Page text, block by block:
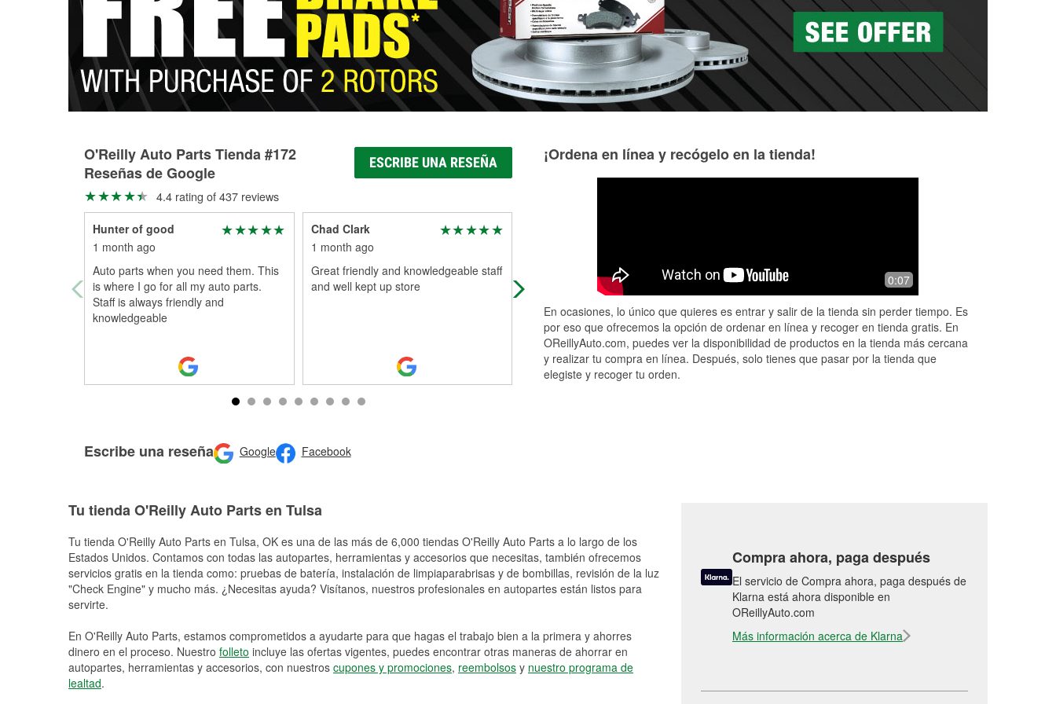
O'Reilly Auto Parts Tienda #172
Reseñas de Google
ESCRIBE UNA RESEÑA
4.4 rating of 437 reviews
Hunter of good
1 month ago
Auto parts when you need them. This
is where I go for all my auto parts.
Staff is always friendly and
knowledgeable
Chad Clark
1 month ago
Great friendly and knowledgeable staff
and well kept up store
Transmissions by Vinny Tulsa would
be ina world of hurt without Oreillys
Very friendly people.
because most
Escribe una reseña Google Facebook
¡Ordena en línea y recógelo en la tienda!
0:07
En ocasiones, lo único que quieres es entrar y salir de la tienda sin perder tiempo. Es
por eso que ofrecemos la opción de ordenar en línea y recoger en tienda gratis. En
OReillyAuto.com, puedes ver la disponibilidad de productos en la tienda más cercana
y realizar tu compra en línea. Después, solo tienes que pasar por la tienda que
elegiste y recoger tu orden.
Tu tienda O'Reilly Auto Parts en Tulsa
Tu tienda O'Reilly Auto Parts en Tulsa, OK es una de las más de 6,000 tiendas O'Reilly Auto Parts a lo largo de los
Estados Unidos. Contamos con todas las autopartes, herramientas y accesorios que necesitas, también ofrecemos
servicios gratis en la tienda como: pruebas de batería, instalación de limpiaparabrisas y de bombillas, revisión de la luz
"Check Engine" y mucho más. ¿Necesitas ayuda? Visítanos, nuestros profesionales en autopartes están listos para
servirte.
En O'Reilly Auto Parts, estamos comprometidos a ayudarte para que hagas el trabajo bien a la primera y ahorres
dinero en el proceso. Nuestro folleto incluye las ofertas vigentes, puedes encontrar otras maneras de ahorrar en
autopartes, herramientas y accesorios, con nuestros cupones y promociones, reembolsos y nuestro programa de
lealtad.
Compra ahora, paga después
El servicio de Compra ahora, paga después de
Klarna está ahora disponible en
OReillyAuto.com
Más información acerca de Klarna